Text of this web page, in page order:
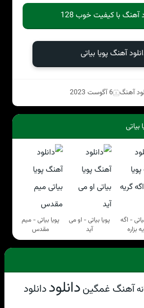
آهنگ با کیفیت خوب 128
آهنگ پویا بیاتی
آهنگ 6 آگوست 2023
- اگه
بزاره
پویا بیاتی - او می
آید
پویا بیاتی - میم
مقدس
آهنگ غمگیندانلوددانلود